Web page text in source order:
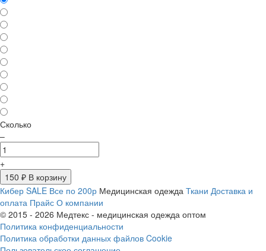
Сколько
–
+
150 ₽ В корзину
Кибер SALE Все по 200р Медицинская одежда Ткани Доставка и
оплата Прайс О компании
© 2015 - 2026 Медтекс - медицинская одежда оптом
Политика конфиденциальности
Политика обработки данных файлов Cookie